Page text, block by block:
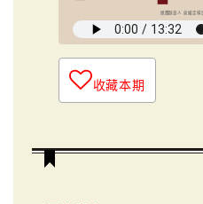
媒體創意人 俞國定導讀
收藏本期